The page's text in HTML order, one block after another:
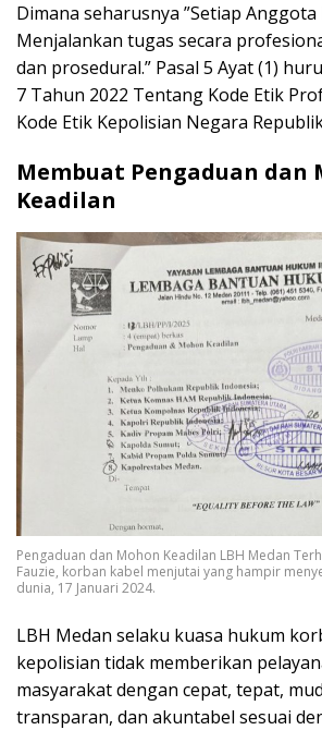
Dimana seharusnya ”Setiap Anggota
Menjalankan tugas secara
dan prosedural.” Pasal 5 Ayat (1)
7 Tahun 2022 Tentang Kode Etik
Kode Etik Kepolisian Negara
Membuat Pengaduan dan
Keadilan
Pengaduan dan Mohon Keadilan LBH Medan
Fauzie, korban kabel menjutai yang hampir
dunia, 17 Januari 2024.
LBH Medan selaku kuasa hukum
kepolisian tidak memberikan
masyarakat dengan cepat, tepat,
transparan, dan akuntabel sesuai